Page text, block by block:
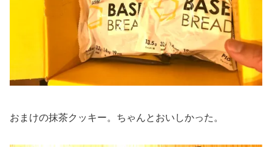
おまけの抹茶クッキー。ちゃんとおいしかった。